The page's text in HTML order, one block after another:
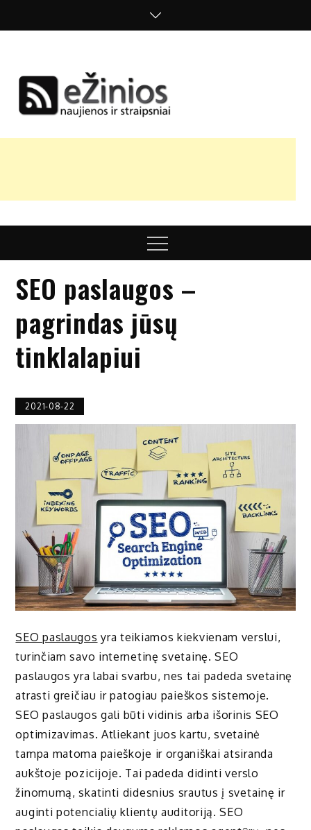
nuomonės
Menu
SEO paslaugos –
pagrindas jūsų
tinklalapiui
2021-08-22
SEO paslaugos yra teikiamos kiekvienam verslui,
turinčiam savo internetinę svetainę. SEO
paslaugos yra labai svarbu, nes tai padeda svetainę
atrasti greičiau ir patogiau paieškos sistemoje.
SEO paslaugos gali būti vidinis arba išorinis SEO
optimizavimas. Atliekant juos kartu, svetainė
tampa matoma paieškoje ir organiškai atsiranda
aukštoje pozicijoje. Tai padeda didinti verslo
žinomumą, skatinti didesnius srautus į svetainę ir
auginti potencialių klientų auditoriją. SEO